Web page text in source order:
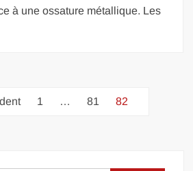
à une ossature métallique. Les
1 … 81 82